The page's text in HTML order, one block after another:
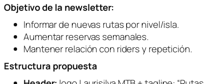
Objetivo de la newsletter:
Informar de nuevas rutas por nivel/isla.
Aumentar reservas semanales.
Mantener relación con riders y repetición.
Estructura propuesta